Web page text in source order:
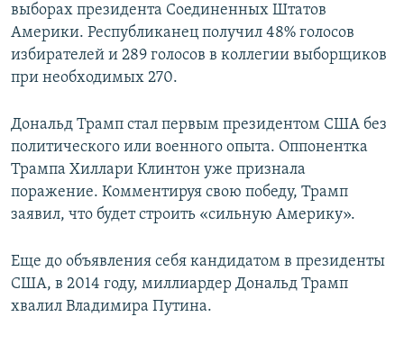
выборах президента Соединенных Штатов
Америки. Республиканец получил 48% голосов
избирателей и 289 голосов в коллегии выборщиков
при необходимых 270.
Дональд Трамп стал первым президентом США без
политического или военного опыта. Оппонентка
Трампа Хиллари Клинтон уже признала
поражение. Комментируя свою победу, Трамп
заявил, что будет строить «сильную Америку».
Еще до объявления себя кандидатом в президенты
США, в 2014 году, миллиардер Дональд Трамп
хвалил Владимира Путина.